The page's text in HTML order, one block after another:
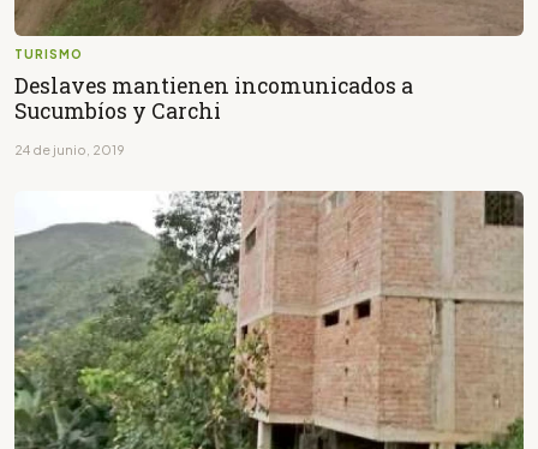
TURISMO
Deslaves mantienen incomunicados a
Sucumbíos y Carchi
24 de junio, 2019